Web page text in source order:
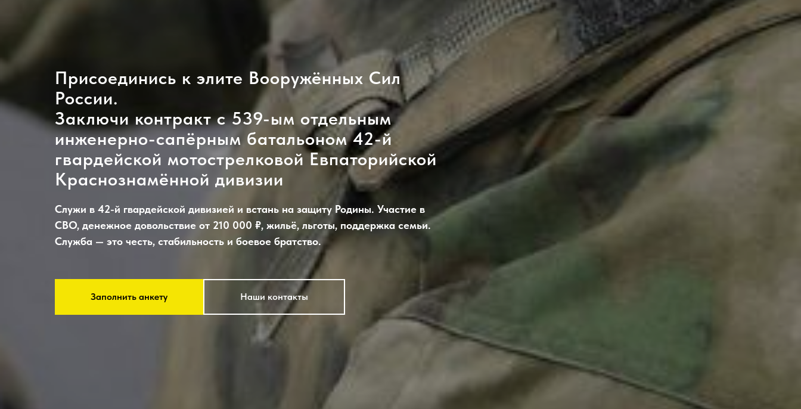
Присоединись к элите Вооружённых Сил
России.
Заключи контракт с 539-ым отдельным
инженерно-сапёрным батальоном 42-й
гвардейской мотострелковой Евпаторийской
Краснознамённой дивизии
Служи в 42-й гвардейской дивизией и встань на защиту Родины. Участие в
СВО, денежное довольствие от 210 000 ₽, жильё, льготы, поддержка семьи.
Служба — это честь, стабильность и боевое братство.
Заполнить анкету Наши контакты